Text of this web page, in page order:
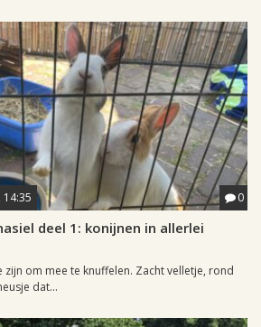
14:35 0
deel 1: konijnen in allerlei
zijn om mee te knuffelen. Zacht velletje, rond
dat...